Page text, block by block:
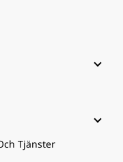
Tjänster